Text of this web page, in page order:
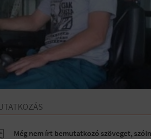
Még nem írt bemutatkozó szöveget,